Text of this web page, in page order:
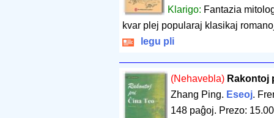
Klarigo: Fantazia
kvar plej popularaj klasikaj
legu pli
(Nehavebla) Rakontoj
Zhang Ping. Eseoj.
148 paĝoj. Prezo: